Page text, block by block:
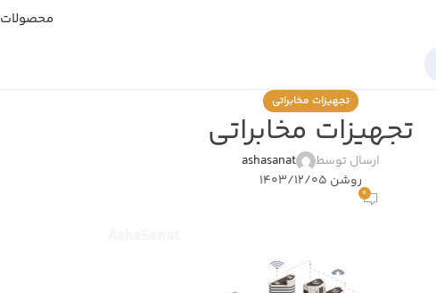
محصولات
تجهیزات مخابراتی
تجهیزات مخابراتی
ارسال توسط
ashasanat
روشن 1403/12/05
0